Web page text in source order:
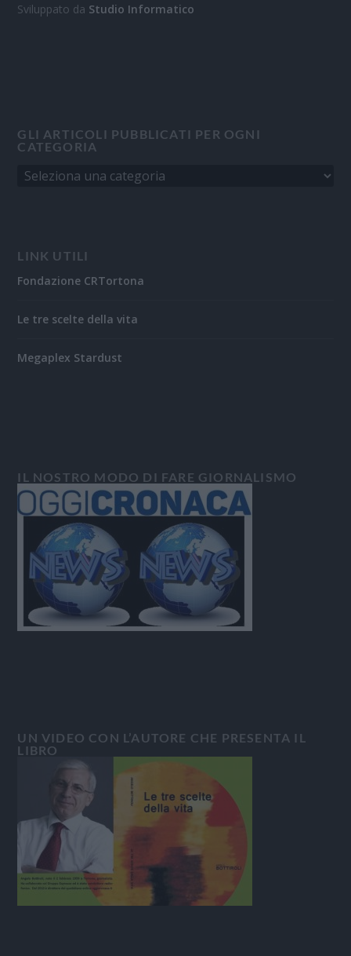
Sviluppato da Studio Informatico
GLI ARTICOLI PUBBLICATI PER OGNI
CATEGORIA
LINK UTILI
Fondazione CRTortona
Le tre scelte della vita
Megaplex Stardust
IL NOSTRO MODO DI FARE GIORNALISMO
UN VIDEO CON L’AUTORE CHE PRESENTA IL
LIBRO